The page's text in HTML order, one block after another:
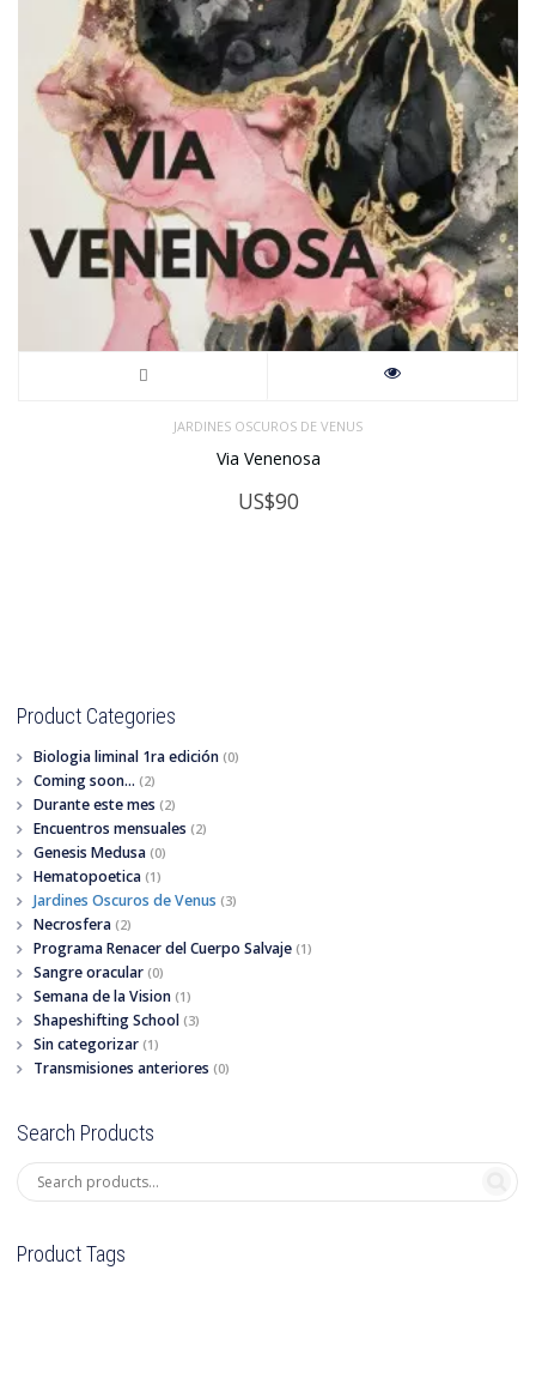
JARDINES OSCUROS DE VENUS
Via Venenosa
US$90
Product Categories
Biologia liminal 1ra edición (0)
Coming soon... (2)
Durante este mes (2)
Encuentros mensuales (2)
Genesis Medusa (0)
Hematopoetica (1)
Jardines Oscuros de Venus (3)
Necrosfera (2)
Programa Renacer del Cuerpo Salvaje (1)
Sangre oracular (0)
Semana de la Vision (1)
Shapeshifting School (3)
Sin categorizar (1)
Transmisiones anteriores (0)
Search Products
Product Tags